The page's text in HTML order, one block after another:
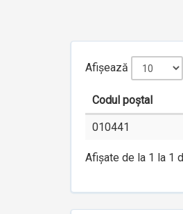
Afișează
Codul poștal
010441
Afișate de la 1 la 1